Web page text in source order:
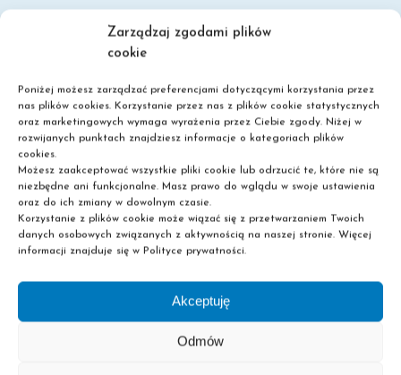
Zarządzaj zgodami plików
cookie
Poniżej możesz zarządzać preferencjami dotyczącymi korzystania przez
nas plików cookies. Korzystanie przez nas z plików cookie statystycznych
oraz marketingowych wymaga wyrażenia przez Ciebie zgody. Niżej w
rozwijanych punktach znajdziesz informacje o kategoriach plików
cookies.
Możesz zaakceptować wszystkie pliki cookie lub odrzucić te, które nie są
niezbędne ani funkcjonalne. Masz prawo do wglądu w swoje ustawienia
oraz do ich zmiany w dowolnym czasie.
Korzystanie z plików cookie może wiązać się z przetwarzaniem Twoich
danych osobowych związanych z aktywnością na naszej stronie. Więcej
informacji znajduje się w Polityce prywatności.
Akceptuję
Odmów
Szkoła policealna
Liceum dla dorosłych
Nie wymagamy matury!
Informacje